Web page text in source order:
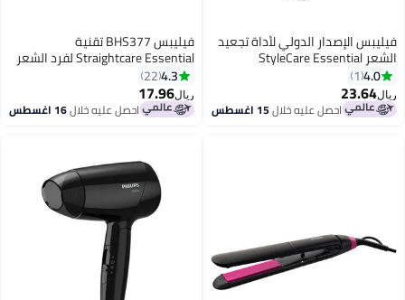
فيليبس الإصدار الدولي لأداة تجعيد
الشعر StyleCare Essential
باللون الأسود/الأبيض
4.0
1
ريال23.64
احصل عليه خلال15 اغسطس
فيليبس BHS377 تقنية
Straightcare Essential لفرد الشعر
بتقنية الحماية الحرارية، ألواح
لدرجة الحرارة
4.3
22
ريال17.96
احصل عليه خلال16 اغسطس